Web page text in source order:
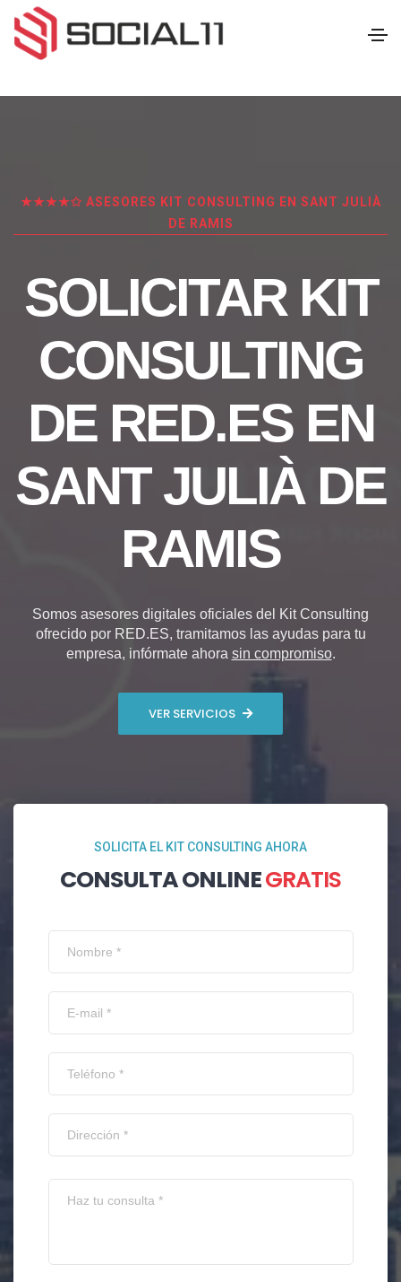
★★★★✩ ASESORES KIT CONSULTING EN SANT JULIÀ
DE RAMIS
SOLICITAR KIT
CONSULTING
DE RED.ES EN
SANT JULIÀ DE
RAMIS
Somos asesores digitales oficiales del Kit Consulting
ofrecido por RED.ES, tramitamos las ayudas para tu
empresa, infórmate ahora sin compromiso.
VER SERVICIOS
SOLICITA EL KIT CONSULTING AHORA
CONSULTA ONLINEGRATIS